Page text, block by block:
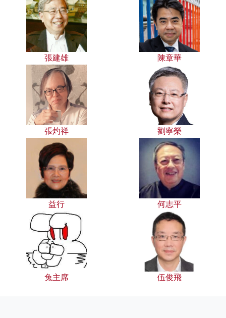
張建雄 陳章華
張灼祥 劉寧榮
益行 何志平
兔主席 伍俊飛